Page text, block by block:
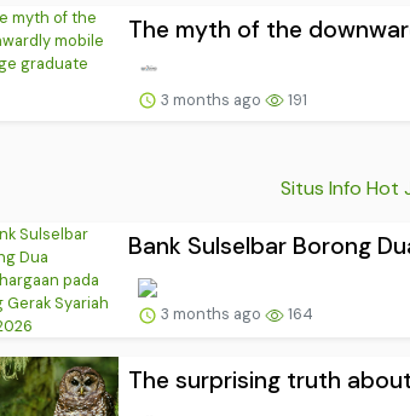
The myth of the
3 months ago 191
Situs Info Hot
Bank Sulselbar Borong
3 months ago 164
The surprising truth